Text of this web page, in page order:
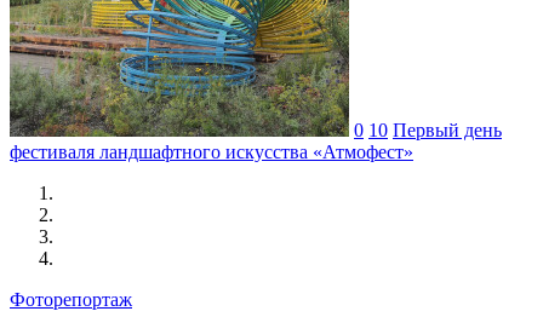
0 10 Первый день
фестиваля ландшафтного искусства «Атмофест»
Фоторепортаж